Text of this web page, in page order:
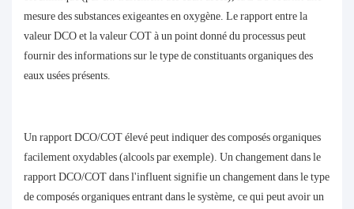
mesure des substances exigeantes en oxygène. Le rapport entre la
valeur DCO et la valeur COT à un point donné du processus peut
fournir des informations sur le type de constituants organiques des
eaux usées présents.
Un rapport DCO/COT élevé peut indiquer des composés organiques
facilement oxydables (alcools par exemple). Un changement dans le
rapport DCO/COT dans l'influent signifie un changement dans le type
de composés organiques entrant dans le système, ce qui peut avoir un